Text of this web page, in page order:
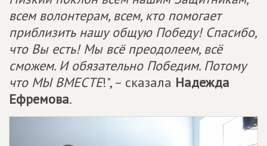
всем волонтерам, всем, кто помогает
приблизить нашу общую Победу! Спасибо,
что Вы есть! Мы всё преодолеем, всё
сможем. И обязательно Победим. Потому
что МЫ ВМЕСТЕ!", – сказала Надежда
Ефремова.